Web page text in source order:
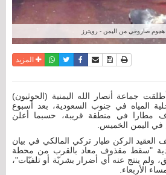
صاروخي من اليمن - رويترز
نسخة للطباعة
حفظ الموضوع
أرسل الى صديق
فيسبوكتويترواتسابالمزيد
جماعة أنصار الله اليمنية (الحوثيون)
المياه في جنوب السعودية، بعد أسبوع
مطارا في منطقة قريبة، حسبما أعلن
في اليمن الخميس.
العقيد الركن طيار تركي المالكي في بيان
"سقط مقذوف معاد بالقرب من محطة
ولم ينتج عنه أي أضرار بشريّة أو تلفيّات"،
الأربعاء.